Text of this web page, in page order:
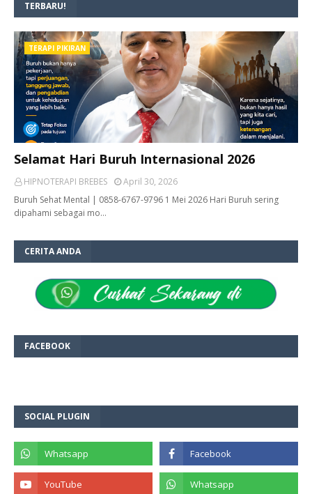
TERBARU!
TERAPI PIKIRAN
Selamat Hari Buruh Internasional 2026
HIPNOTERAPI BREBES
April 30, 2026
Buruh Sehat Mental | 0858-6767-9796 1 Mei 2026 Hari Buruh sering
dipahami sebagai mo…
CERITA ANDA
FACEBOOK
SOCIAL PLUGIN